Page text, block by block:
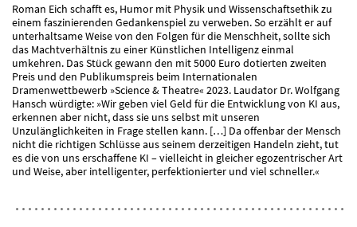
Roman Eich schafft es, Humor mit Physik und Wissenschaftsethik zu
einem faszinierenden Gedankenspiel zu verweben. So erzählt er auf
unterhaltsame Weise von den Folgen für die Menschheit, sollte sich
das Machtverhältnis zu einer Künstlichen Intelligenz einmal
umkehren. Das Stück gewann den mit 5000 Euro dotierten zweiten
Preis und den Publikumspreis beim Internationalen
Dramenwettbewerb »Science & Theatre« 2023. Laudator Dr. Wolfgang
Hansch würdigte: »Wir geben viel Geld für die Entwicklung von KI aus,
erkennen aber nicht, dass sie uns selbst mit unseren
Unzulänglichkeiten in Frage stellen kann. […] Da offenbar der Mensch
nicht die richtigen Schlüsse aus seinem derzeitigen Handeln zieht, tut
es die von uns erschaffene KI – vielleicht in gleicher egozentrischer Art
und Weise, aber intelligenter, perfektionierter und viel schneller.«